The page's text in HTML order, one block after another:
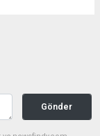
Gönder